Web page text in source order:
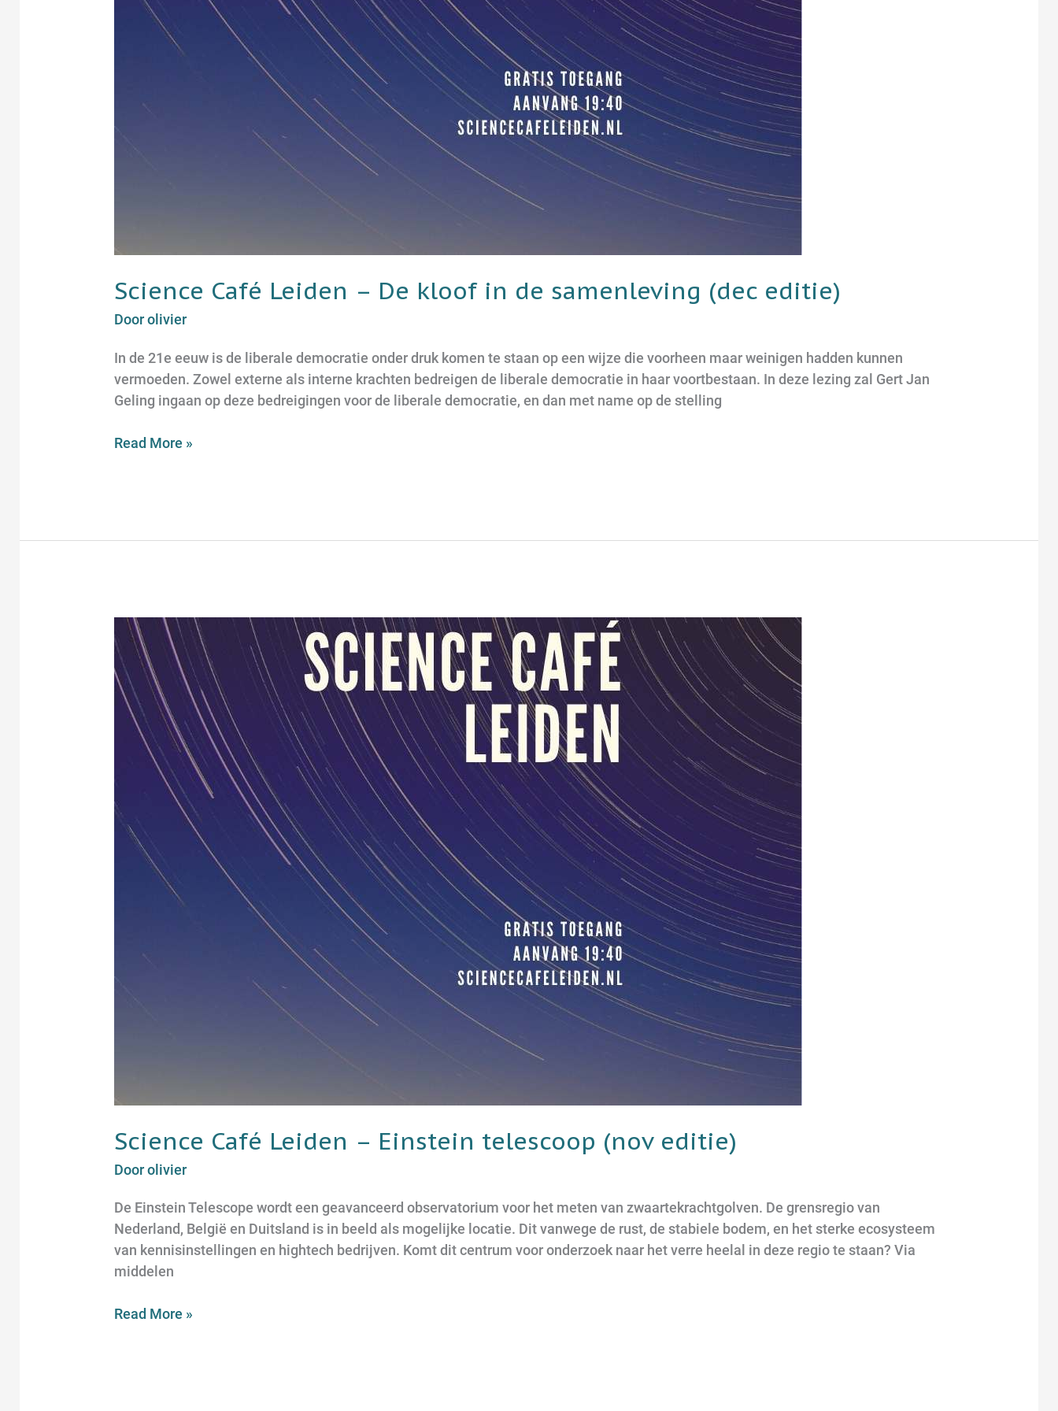
Science Café Leiden – De kloof in de samenleving (dec editie)
Doorolivier
In de 21e eeuw is de liberale democratie onder druk komen te staan op een wijze die voorheen maar weinigen hadden kunnen
vermoeden. Zowel externe als interne krachten bedreigen de liberale democratie in haar voortbestaan. In deze lezing zal Gert Jan
Geling ingaan op deze bedreigingen voor de liberale democratie, en dan met name op de stelling
Read More »
Science Café Leiden – Einstein telescoop (nov editie)
Doorolivier
De Einstein Telescope wordt een geavanceerd observatorium voor het meten van zwaartekrachtgolven. De grensregio van
Nederland, België en Duitsland is in beeld als mogelijke locatie. Dit vanwege de rust, de stabiele bodem, en het sterke ecosysteem
van kennisinstellingen en hightech bedrijven. Komt dit centrum voor onderzoek naar het verre heelal in deze regio te staan? Via
middelen
Science
Café
Leiden
–
Einstein
telescoop
Read More »